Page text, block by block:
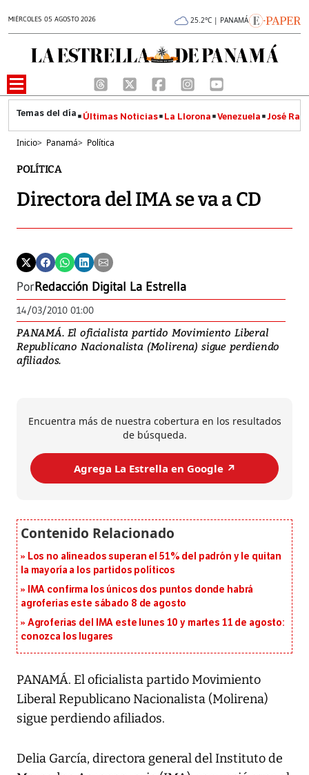
MIÉRCOLES 05 AGOSTO 2026 25.2°C | PANAMÁ
Últimas Noticias La Llorona Venezuela José
Inicio> Panamá> Política
POLÍTICA
Directora del IMA se va a CD
PorRedacción Digital La Estrella
14/03/2010 01:00
PANAMÁ. El oficialista partido Movimiento Liberal
Republicano Nacionalista (Molirena) sigue perdiendo
afiliados.
Encuentra más de nuestra cobertura en los resultados
de búsqueda.
Agrega La Estrella en Google ↗️
Los no alineados superan el 51% del padrón y le quitan
la mayoría a los partidos políticos
IMA confirma los únicos dos puntos donde habrá
agroferias este sábado 8 de agosto
Agroferias del IMA este lunes 10 y martes 11 de agosto:
conozca los lugares
PANAMÁ. El oficialista partido Movimiento
Liberal Republicano Nacionalista (Molirena)
sigue perdiendo afiliados.
Delia García, directora general del Instituto de